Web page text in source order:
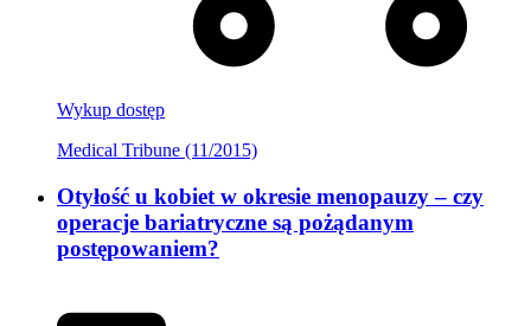
Wykup dostęp
Medical Tribune (11/2015)
Otyłość u kobiet w okresie menopauzy – czy
operacje bariatryczne są pożądanym
postępowaniem?